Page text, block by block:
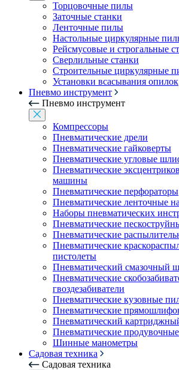
Торцовочные пилы
Заточные станки
Ленточные пилы
Настольные циркулярные
Рейсмусовые и строгальные
Сверлильные станки
Строительные циркулярные
Установки всасывания опилок
Пневмо инструмент
Пневмо инструмент
Компрессоры
Пневматические дрели
Пневматические гайковерты
Пневматические угловые
Пневматические
машины
Пневматические перфораторы
Пневматические ленточные
Наборы пневматических
Пневматические
Пневматические
Пневматические
пистолеты
Пневматический смазочный
Пневматические
гвоздезабиватели
Пневматические кузовные
Пневматические
Пневматический
Пневматические
Шинные манометры
Садовая техника
Садовая техника